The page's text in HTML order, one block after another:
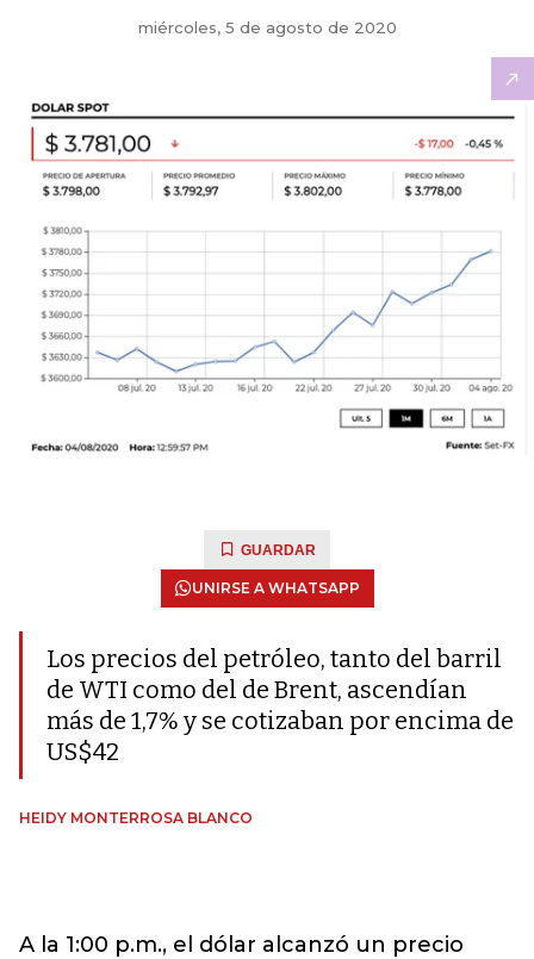
miércoles, 5 de agosto de 2020
GUARDAR
UNIRSE A WHATSAPP
Los precios del petróleo, tanto del barril
de WTI como del de Brent, ascendían
más de 1,7% y se cotizaban por encima de
US$42
HEIDY MONTERROSA BLANCO
A la 1:00 p.m., el dólar alcanzó un precio